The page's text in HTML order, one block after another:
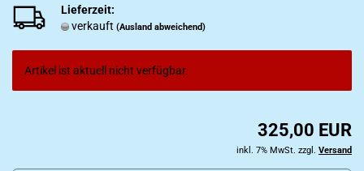
Lieferzeit:
verkauft (Ausland abweichend)
Artikel ist aktuell nicht verfügbar.
325,00 EUR
inkl. 7% MwSt. zzgl. Versand